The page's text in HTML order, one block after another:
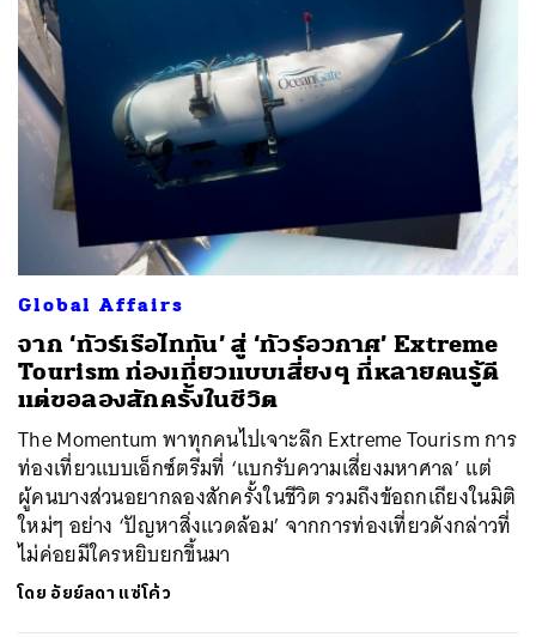
Global Affairs
จาก ‘ทัวร์เรือไททัน’ สู่ ‘ทัวร์อวกาศ’ Extreme
Tourism ท่องเที่ยวแบบเสี่ยงๆ ที่หลายคนรู้ดี
แต่ขอลองสักครั้งในชีวิต
The Momentum พาทุกคนไปเจาะลึก Extreme Tourism การ
ท่องเที่ยวแบบเอ็กซ์ตรีมที่ ‘แบกรับความเสี่ยงมหาศาล’ แต่
ผู้คนบางส่วนอยากลองสักครั้งในชีวิต รวมถึงข้อถกเถียงในมิติ
ใหม่ๆ อย่าง ‘ปัญหาสิ่งแวดล้อม’ จากการท่องเที่ยวดังกล่าวที่
ไม่ค่อยมีใครหยิบยกขึ้นมา
โดย อัยย์ลดา แซ่โค้ว
SHARE TWEET LINE EMAIL